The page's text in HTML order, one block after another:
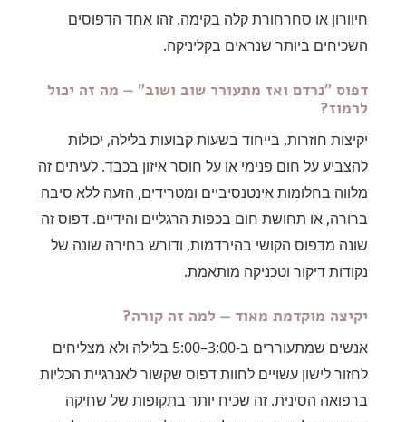
חיוורון או סחרחורת קלה בקימה. זהו אחד הדפוסים
השכיחים ביותר שנראים בקליניקה.
דפוס "נרדם ואז מתעורר שוב ושוב" — מה זה יכול
לרמוז?
יקיצות חוזרות, בייחוד בשעות קבועות בלילה, יכולות
להצביע על חום פנימי או על חוסר איזון בכבד. לעיתים זה
מלווה בחלומות אינטנסיביים ומטרידים, הזעה ללא סיבה
ברורה, או תחושת חום בכפות הרגליים והידיים. דפוס זה
שונה מדפוס הקושי בהירדמות, ודורש בחירה שונה של
נקודות דיקור וטכניקה מותאמת.
יקיצה מוקדמת מאוד — למה זה קורה?
אנשים שמתעוררים ב-3:00–5:00 בלילה ולא מצליחים
לחזור לישון עשויים לחוות דפוס שקשור לאנרגיית הכליות
ברפואה הסינית. זה שכיח יותר בתקופות של שחיקה